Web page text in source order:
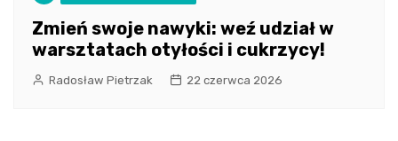
Zmień swoje nawyki: weź udział w
warsztatach otyłości i cukrzycy!
Radosław Pietrzak 22 czerwca 2026